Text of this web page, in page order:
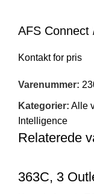
AFS Connect
Varenummer:
Kategorier: Alle
Intelligence
Relaterede
363C, 3